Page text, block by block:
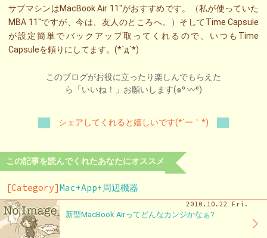
サブマシンはMacBook Air 11″がおすすめです。（私が使っていた
MBA 11″ですが、今は、友人のところへ。）そしてTime Capsule
が設定簡単でバックアップ取ってくれるので、いつもTime
Capsuleを頼りにしてます。(*´д`*)
このブログがお役に立ったり楽しんでもらえた
ら「いいね！」お願いします(๑⁰ 〰⁰)
シェアしてくれると嬉しいです(*´ー｀*)
この記事を読んでくれたあなたにオススメ
[Category]Mac+App+周辺機器
2010.10.22 Fri.
新型MacBook Airってどんなカンジかなぁ?